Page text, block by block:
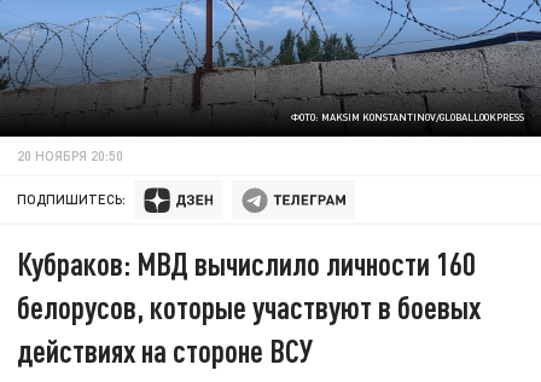
ФОТО: MAKSIM KONSTANTINOV/GLOBALLOOKPRESS
20 НОЯБРЯ 20:50
ПОДПИШИТЕСЬ:
Кубраков: МВД вычислило личности 160
белорусов, которые участвуют в боевых
действиях на стороне ВСУ